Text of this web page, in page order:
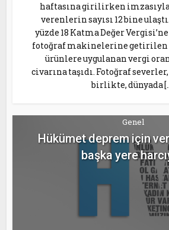
haftasına girilirken
verenlerin sayısı 12 bine
yüzde 18 Katma Değer
fotoğraf makinelerine getirilen
ürünlere uygulanan vergi
civarına taşıdı. Fotoğraf
birlikte, dünyada
Genel
Hükümet deprem için
başka yere